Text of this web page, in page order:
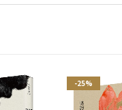
-25%